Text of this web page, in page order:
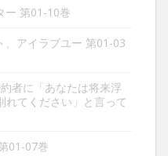
ー 第01-10巻
、アイラブユー 第01-03
者に「あなたは将来浮
れてください」と言って
01-07巻